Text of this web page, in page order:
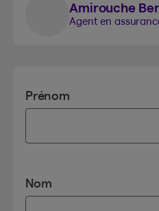
Amirouche
Agent en
Prénom
Nom